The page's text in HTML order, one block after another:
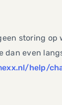
storing
dan even
help/